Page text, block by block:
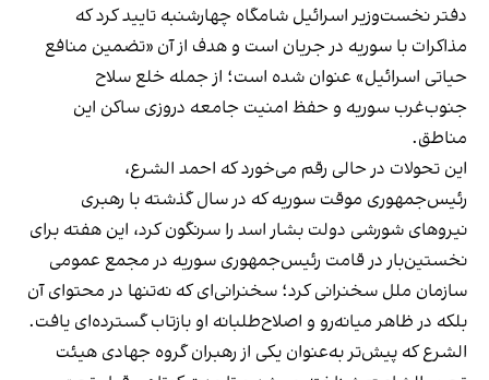
دفتر نخست‌وزیر اسرائیل شامگاه چهارشنبه تایید کرد که
مذاکرات با سوریه در جریان است و هدف از آن «تضمین منافع
حیاتی اسرائیل» عنوان شده است؛ از جمله خلع سلاح
جنوب‌غرب سوریه و حفظ امنیت جامعه دروزی ساکن این
مناطق.
این تحولات در حالی رقم می‌خورد که احمد الشرع،
رئیس‌جمهوری موقت سوریه که در سال گذشته با رهبری
نیروهای شورشی دولت بشار اسد را سرنگون کرد، این هفته برای
نخستین‌بار در قامت رئیس‌جمهوری سوریه در مجمع عمومی
سازمان ملل سخنرانی کرد؛ سخنرانی‌ای که نه‌تنها در محتوای آن
بلکه در ظاهر میانه‌رو و اصلاح‌طلبانه او بازتاب گسترده‌ای یافت.
الشرع که پیش‌تر به‌عنوان یکی از رهبرانگروه جهادی هیئت